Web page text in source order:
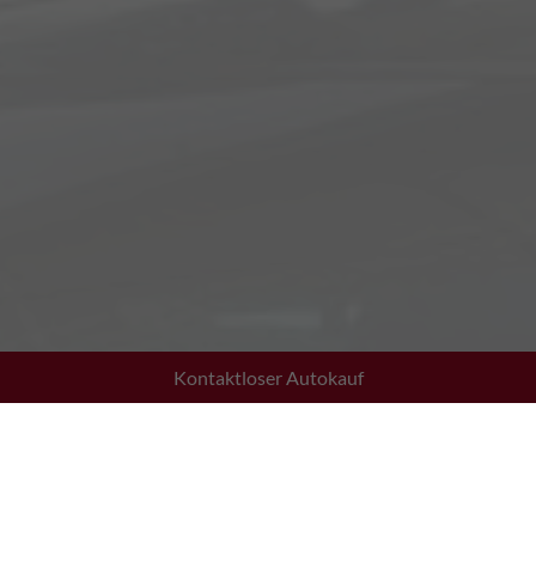
Kontaktloser Autokauf